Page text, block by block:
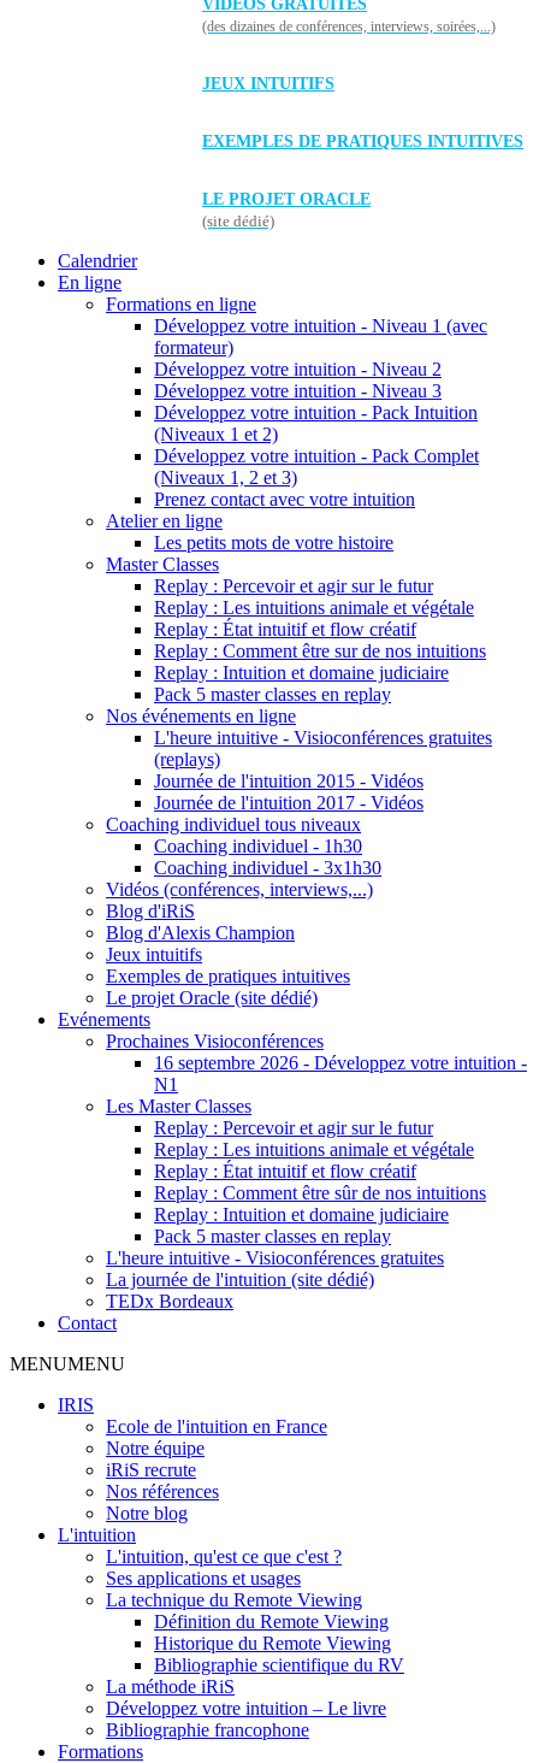
VIDÉOS GRATUITES
(des dizaines de conférences, interviews, soirées,...)
JEUX INTUITIFS
EXEMPLES DE PRATIQUES INTUITIVES
LE PROJET ORACLE
(site dédié)
Calendrier
En ligne
Formations en ligne
Développez votre intuition - Niveau 1 (avec
formateur)
Développez votre intuition - Niveau 2
Développez votre intuition - Niveau 3
Développez votre intuition - Pack Intuition
(Niveaux 1 et 2)
Développez votre intuition - Pack Complet
(Niveaux 1, 2 et 3)
Prenez contact avec votre intuition
Atelier en ligne
Les petits mots de votre histoire
Master Classes
Replay : Percevoir et agir sur le futur
Replay : Les intuitions animale et végétale
Replay : État intuitif et flow créatif
Replay : Comment être sur de nos intuitions
Replay : Intuition et domaine judiciaire
Pack 5 master classes en replay
Nos événements en ligne
L'heure intuitive - Visioconférences gratuites
(replays)
Journée de l'intuition 2015 - Vidéos
Journée de l'intuition 2017 - Vidéos
Coaching individuel tous niveaux
Coaching individuel - 1h30
Coaching individuel - 3x1h30
Vidéos (conférences, interviews,...)
Blog d'iRiS
Blog d'Alexis Champion
Jeux intuitifs
Exemples de pratiques intuitives
Le projet Oracle (site dédié)
Evénements
Prochaines Visioconférences
16 septembre 2026 - Développez votre intuition -
N1
Les Master Classes
Replay : Percevoir et agir sur le futur
Replay : Les intuitions animale et végétale
Replay : État intuitif et flow créatif
Replay : Comment être sûr de nos intuitions
Replay : Intuition et domaine judiciaire
Pack 5 master classes en replay
L'heure intuitive - Visioconférences gratuites
La journée de l'intuition (site dédié)
TEDx Bordeaux
Contact
MENUMENU
IRIS
Ecole de l'intuition en France
Notre équipe
iRiS recrute
Nos références
Notre blog
L'intuition
L'intuition, qu'est ce que c'est ?
Ses applications et usages
La technique du Remote Viewing
Définition du Remote Viewing
Historique du Remote Viewing
Bibliographie scientifique du RV
La méthode iRiS
Développez votre intuition – Le livre
Bibliographie francophone
Formations